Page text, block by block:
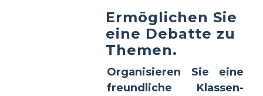
Ermöglichen Sie
eine Debatte zu
Themen.
Organisieren Sie eine
freundliche Klassen-